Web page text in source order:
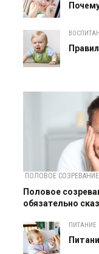
ПОЛОВОЕ СОЗРЕВАНИЕ
Половое
обязательно